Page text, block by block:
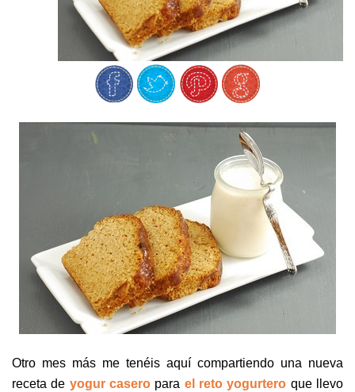
Otro mes más me tenéis aquí compartiendo una nueva
receta de yogur casero para el reto yogurtero que llevo